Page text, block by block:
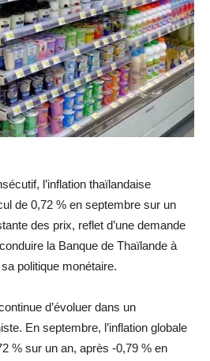
l’inflation thaïlandaise
de 0,72 % en septembre sur un
des prix, reflet d’une demande
la Banque de Thaïlande à
politique monétaire.
d’évoluer dans un
En septembre, l’inflation globale
% sur un an, après -0,79 % en